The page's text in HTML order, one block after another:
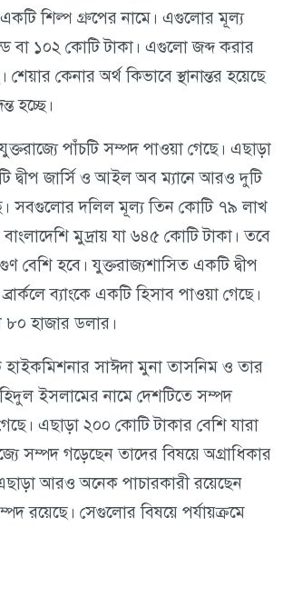
একটি শিল্প গ্রুপের নামে। এগুলোর মূল্য
বা ১০২ কোটি টাকা। এগুলো জব্দ করার
শেয়ার কেনার অর্থ কিভাবে স্থানান্তর হয়েছে
হচ্ছে।
পাঁচটি সম্পদ পাওয়া গেছে। এছাড়া
দ্বীপ জার্সি ও আইল অব ম্যানে আরও দুটি
সবগুলোর দলিল মূল্য তিন কোটি ৭৯ লাখ
মুদ্রায় যা ৬৪৫ কোটি টাকা। তবে
বেশি হবে। যুক্তরাজ্যশাসিত একটি দ্বীপ
ব্যাংকে একটি হিসাব পাওয়া গেছে।
হাজার ডলার।
হাইকমিশনার সাঈদা মুনা তাসনিম ও তার
ইসলামের নামে দেশটিতে সম্পদ
এছাড়া ২০০ কোটি টাকার বেশি যারা
সম্পদ গড়েছেন তাদের বিষয়ে অগ্রাধিকার
আরও অনেক পাচারকারী রয়েছেন
রয়েছে। সেগুলোর বিষয়ে পর্যায়ক্রমে